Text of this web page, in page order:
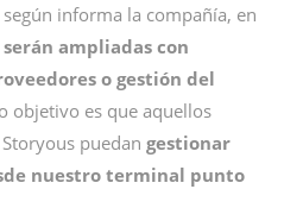
informa la compañía, en
ampliadas con
o gestión del
objetivo es que aquellos
puedan gestionar
nuestro terminal punto